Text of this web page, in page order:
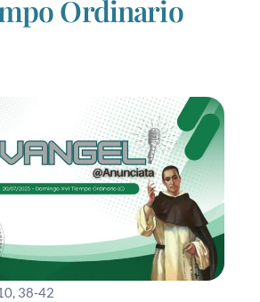
Ordinario
38-42